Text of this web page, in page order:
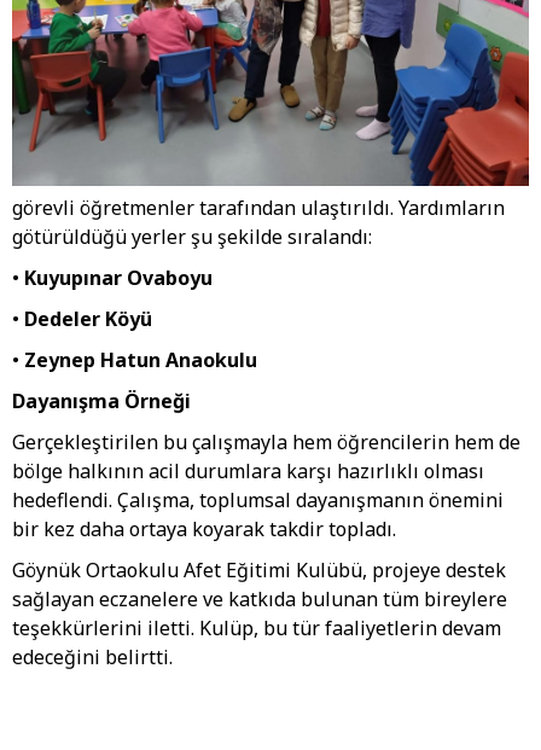
görevli öğretmenler tarafından ulaştırıldı. Yardımların
götürüldüğü yerler şu şekilde sıralandı:
• Kuyupınar Ovaboyu
• Dedeler Köyü
• Zeynep Hatun Anaokulu
Dayanışma Örneği
Gerçekleştirilen bu çalışmayla hem öğrencilerin hem de
bölge halkının acil durumlara karşı hazırlıklı olması
hedeflendi. Çalışma, toplumsal dayanışmanın önemini
bir kez daha ortaya koyarak takdir topladı.
Göynük Ortaokulu Afet Eğitimi Kulübü, projeye destek
sağlayan eczanelere ve katkıda bulunan tüm bireylere
teşekkürlerini iletti. Kulüp, bu tür faaliyetlerin devam
edeceğini belirtti.